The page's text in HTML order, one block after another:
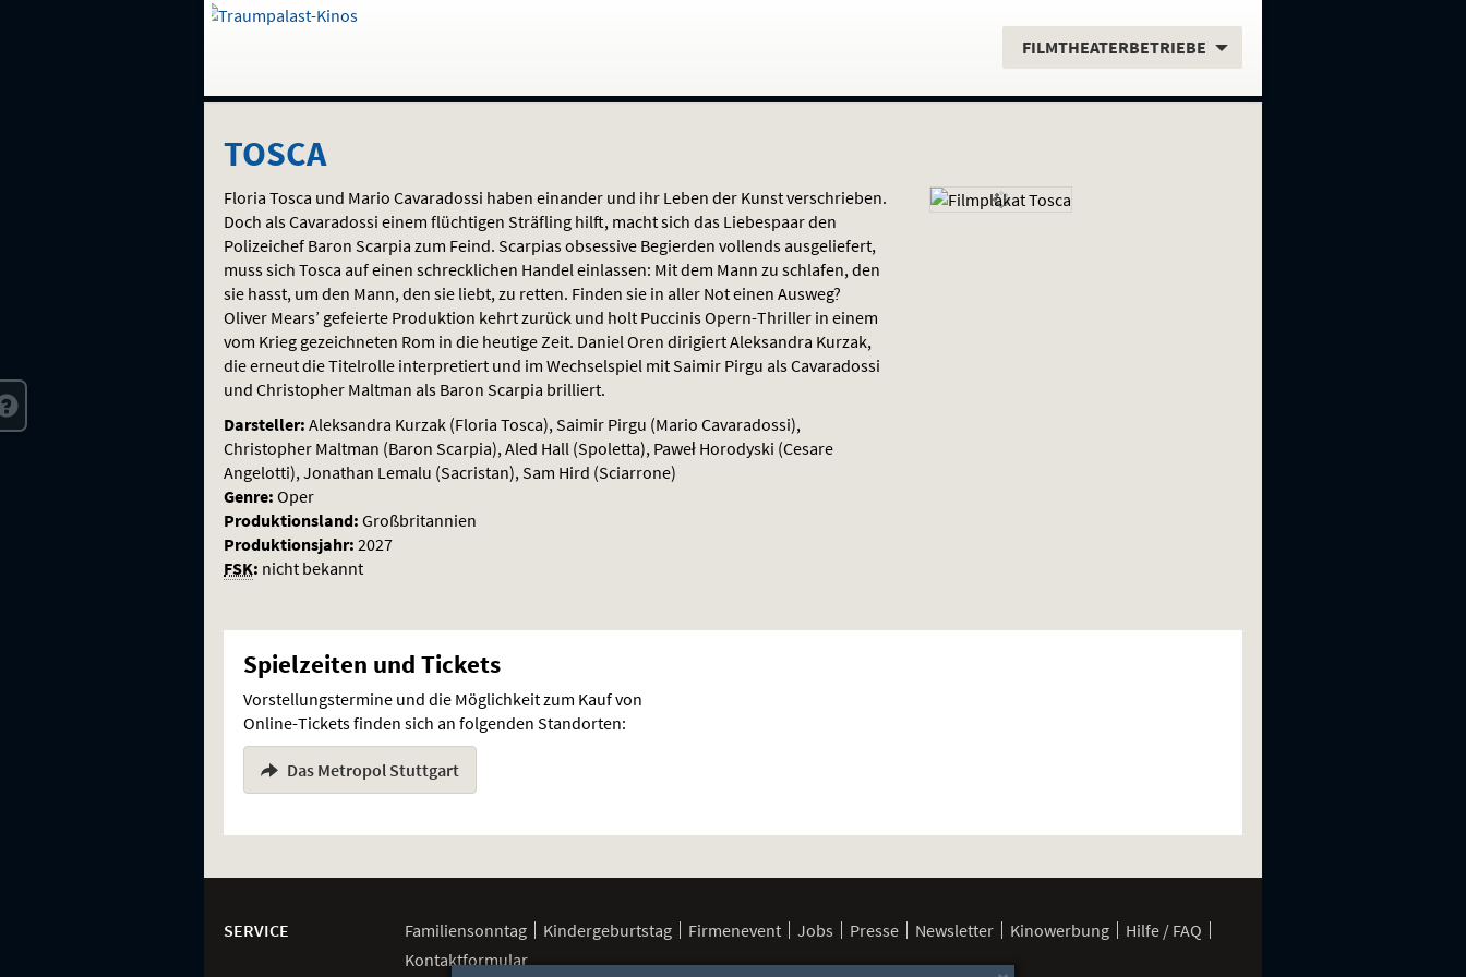
direkt
Inhalt
Menü
und
Service
Gehe
Auswahl
FILMTHEATERBETRIEBE
TOSCA
TOSCA
Floria Tosca und Mario Cavaradossi haben einander und ihr Leben der Kunst verschrieben.
Doch als Cavaradossi einem flüchtigen Sträfling hilft, macht sich das Liebespaar den
Polizeichef Baron Scarpia zum Feind. Scarpias obsessive Begierden vollends ausgeliefert,
muss sich Tosca auf einen schrecklichen Handel einlassen: Mit dem Mann zu schlafen, den
sie hasst, um den Mann, den sie liebt, zu retten. Finden sie in aller Not einen Ausweg?
Oliver Mears’ gefeierte Produktion kehrt zurück und holt Puccinis Opern-Thriller in einem
vom Krieg gezeichneten Rom in die heutige Zeit. Daniel Oren dirigiert Aleksandra Kurzak,
die erneut die Titelrolle interpretiert und im Wechselspiel mit Saimir Pirgu als Cavaradossi
und Christopher Maltman als Baron Scarpia brilliert.
Darsteller: Aleksandra Kurzak (Floria Tosca), Saimir Pirgu (Mario Cavaradossi),
Christopher Maltman (Baron Scarpia), Aled Hall (Spoletta), Paweł Horodyski (Cesare
Angelotti), Jonathan Lemalu (Sacristan), Sam Hird (Sciarrone)
Genre: Oper
Produktionsland: Großbritannien
Produktionsjahr: 2027
FSK: nicht bekannt
Spielzeiten und Tickets
Vorstellungstermine und die Möglichkeit zum Kauf von
Online-Tickets finden sich an folgenden Standorten:
Das Metropol Stuttgart
SERVICE Familiensonntag Kindergeburtstag Firmenevent Jobs Presse Newsletter Kinowerbung
Hilfe / FAQ
Kontaktformular